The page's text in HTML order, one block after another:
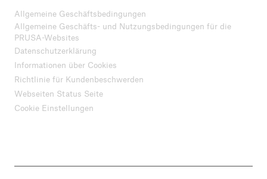
Allgemeine Geschäftsbedingungen
Allgemeine Geschäfts- und Nutzungsbedingungen für die
PRUSA-Websites
Datenschutzerklärung
Informationen über Cookies
Richtlinie für Kundenbeschwerden
Webseiten Status Seite
Cookie Einstellungen